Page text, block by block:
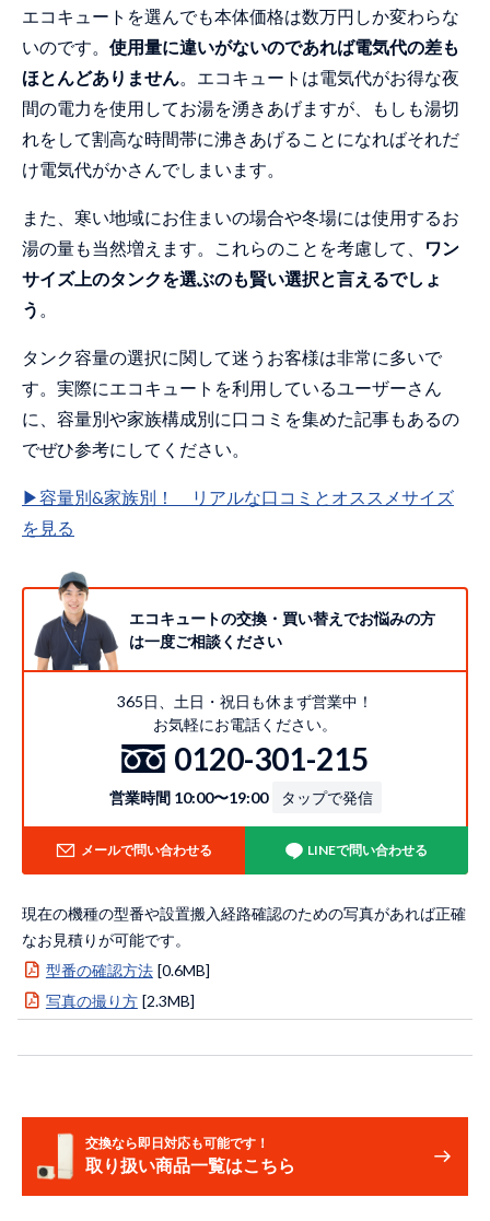
エコキュートを選んでも本体価格は数万円しか変わらな
いのです。 使用量に違いがないのであれば電気代の差も
ほとんどありません。エコキュートは電気代がお得な夜
間の電力を使用してお湯を湧きあげますが、もしも湯切
れをして割高な時間帯に沸きあげることになればそれだ
け電気代がかさんでしまいます。
また、寒い地域にお住まいの場合や冬場には使用するお
湯の量も当然増えます。これらのことを考慮して、
ワン
サイズ上のタンクを選ぶのも賢い選択と言えるでしょ
う 。
タンク容量の選択に関して迷うお客様は非常に多いで
す。実際にエコキュートを利用しているユーザーさん
に、容量別や家族構成別に口コミを集めた記事もあるの
でぜひ参考にしてください。
▶︎容量別&家族別！ リアルな口コミとオススメサイズ
を見る
エコキュートの交換・買い替えでお悩みの方
は一度ご相談ください
365日、土日・祝日も休まず営業中！
お気軽にお電話ください。
0120-301-215
営業時間 10:00〜19:00 タップで発信
メールで問い合わせる LINEで問い合わせる
現在の機種の型番や設置搬入経路確認のための写真があれば正確
なお見積りが可能です。
型番の確認方法 [0.6MB]
写真の撮り方 [2.3MB]
交換なら即日対応も可能です！
取り扱い商品一覧はこちら